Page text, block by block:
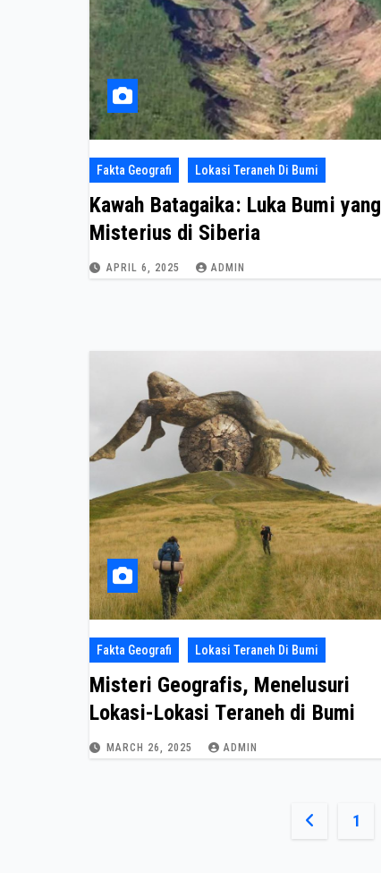
Fakta Geografi Lokasi Teraneh Di Bumi
Kawah Batagaika: Luka Bumi yang
Misterius di Siberia
APRIL 6, 2025 ADMIN
Fakta Geografi Lokasi Teraneh Di Bumi
Misteri Geografis, Menelusuri
Lokasi-Lokasi Teraneh di Bumi
MARCH 26, 2025 ADMIN
Posts
1